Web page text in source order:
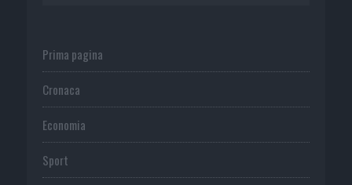
Prima pagina
Cronaca
Economia
Sport